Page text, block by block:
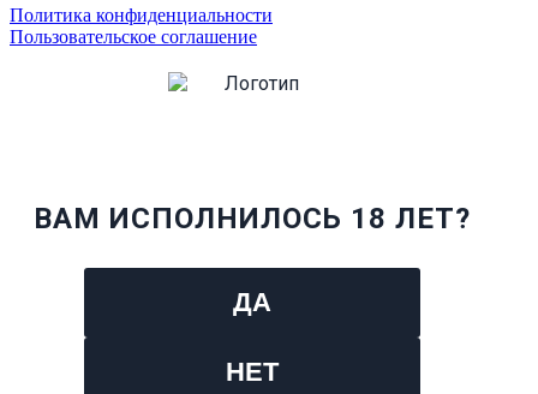
Политика конфиденциальности
Пользовательское соглашение
ВАМ ИСПОЛНИЛОСЬ 18 ЛЕТ?
ДА
НЕТ